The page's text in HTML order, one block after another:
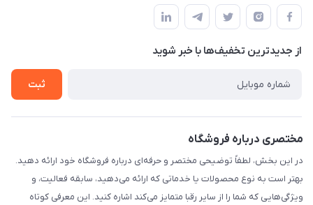
لیست محصولات
درباره ما
قوانین و مقررات
حریم خصوصی
راهنما
از جدید‌ترین تخفیف‌ها با‌ خبر شوید
ثبت
مختصری درباره فروشگاه
در این بخش، لطفاً توضیحی مختصر و حرفه‌ای درباره فروشگاه خود ارائه دهید.
بهتر است به نوع محصولات یا خدماتی که ارائه می‌دهید، سابقه فعالیت، و
ویژگی‌هایی که شما را از سایر رقبا متمایز می‌کند اشاره کنید. این معرفی کوتاه